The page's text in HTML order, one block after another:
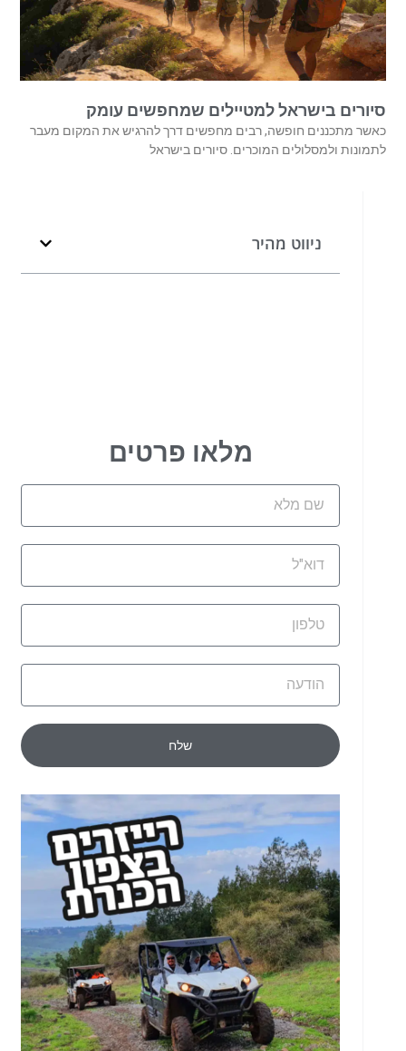
סיורים בישראל למטיילים שמחפשים עומק
כאשר מתכננים חופשה, רבים מחפשים דרך להרגיש את המקום מעבר
לתמונות ולמסלולים המוכרים. סיורים בישראל
ניווט מהיר
מלאו פרטים
שלח